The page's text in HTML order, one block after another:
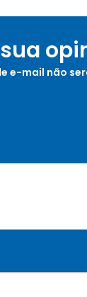
e-mail não